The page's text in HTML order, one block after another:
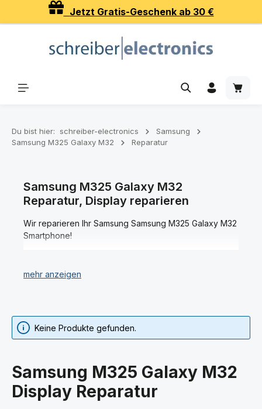
Zum Hauptinhalt springenJetzt Gratis-Geschenk ab 30 €
Du bist hier: schreiber-electronics
Samsung
Samsung M325 Galaxy M32
Reparatur
Samsung M325 Galaxy M32
Reparatur, Display reparieren
Wir reparieren Ihr Samsung Samsung M325 Galaxy M32
Smartphone!
M325 Galaxy M32 gekauft und können diese nicht
Samsung Samsung M325 Galaxy M32 in unserer Fach-
Werkstatt durch.
aber auch die Runderneuerung Ihres Samsung
Samsung M325 Galaxy M32 Smartphones.
Keine Produkte gefunden.
Samsung M325 Galaxy M32
Display Reparatur